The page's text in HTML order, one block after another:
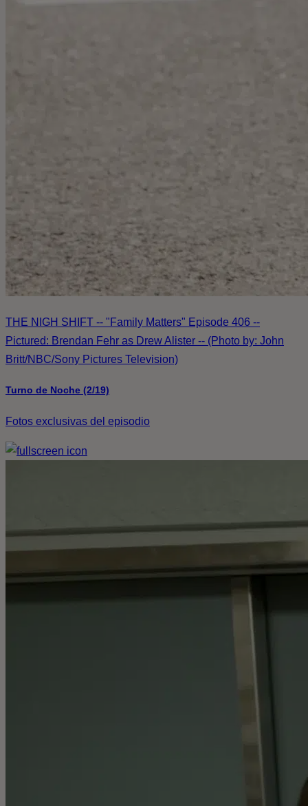
THE NIGH SHIFT -- "Family Matters" Episode 406 --
Pictured: Brendan Fehr as Drew Alister -- (Photo by: John
Britt/NBC/Sony Pictures Television)
Turno de Noche (2/19)
Fotos exclusivas del episodio